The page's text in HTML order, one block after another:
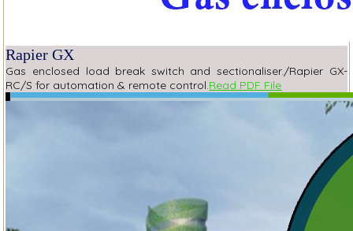
Rapier GX
Gas enclosed load break switch and sectionaliser./Rapier GX-
RC/S for automation & remote control.Read PDF File